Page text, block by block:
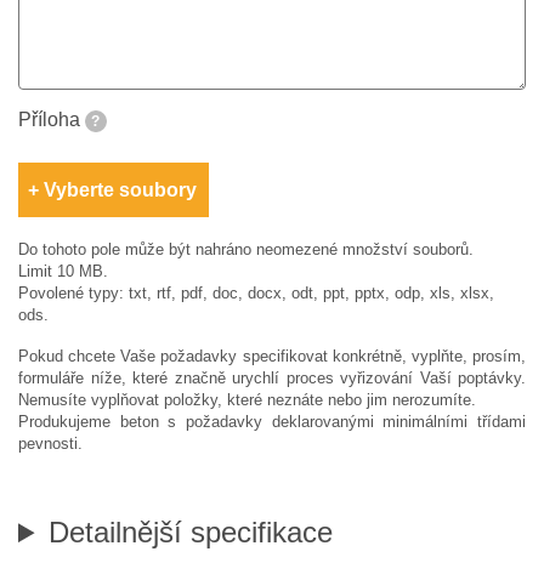
Příloha ?
Vyberte soubory
Do tohoto pole může být nahráno neomezené množství souborů.
Limit 10 MB.
Povolené typy: txt, rtf, pdf, doc, docx, odt, ppt, pptx, odp, xls, xlsx,
ods.
Pokud chcete Vaše požadavky specifikovat konkrétně, vyplňte, prosím,
formuláře níže, které značně urychlí proces vyřizování Vaší poptávky.
Nemusíte vyplňovat položky, které neznáte nebo jim nerozumíte.
Produkujeme beton s požadavky deklarovanými minimálními třídami
pevnosti.
Detailnější specifikace